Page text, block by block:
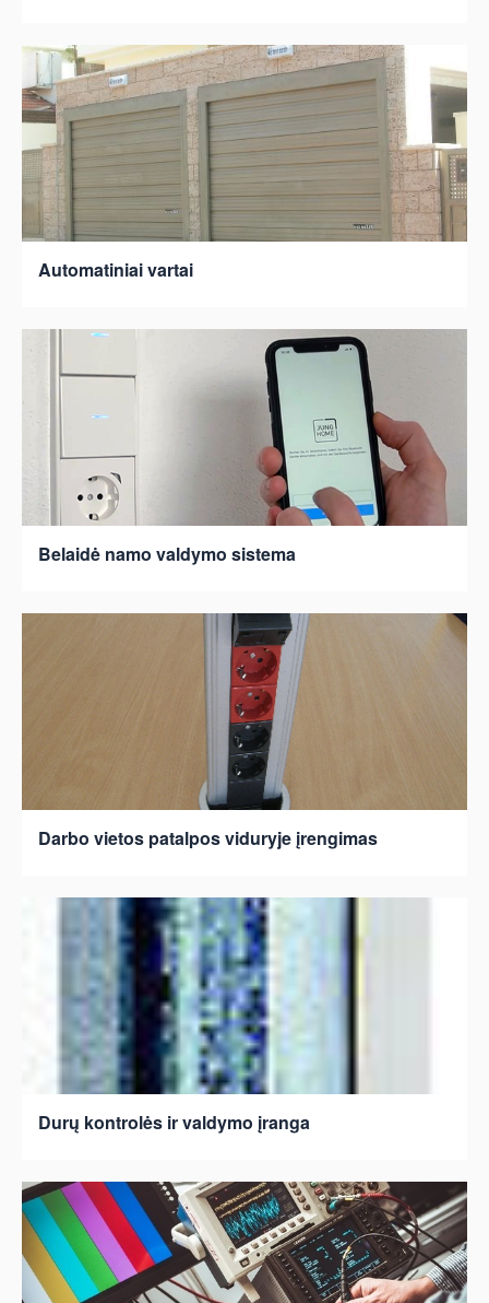
Automatiniai vartai
Belaidė namo valdymo sistema
Darbo vietos patalpos viduryje įrengimas
Durų kontrolės ir valdymo įranga